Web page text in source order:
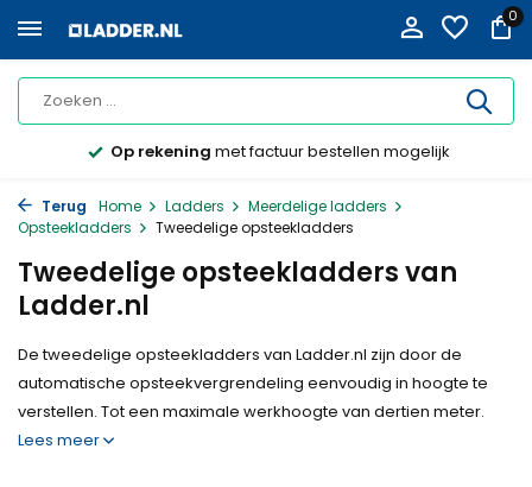
0
Op rekening met factuur bestellen mogelijk
Terug Home Ladders
Meerdelige ladders
Opsteekladders
Tweedelige opsteekladders
Tweedelige opsteekladders van
Ladder.nl
De tweedelige opsteekladders van Ladder.nl zijn door de
automatische opsteekvergrendeling eenvoudig in hoogte te
verstellen. Tot een maximale werkhoogte van dertien meter.
Lees meer